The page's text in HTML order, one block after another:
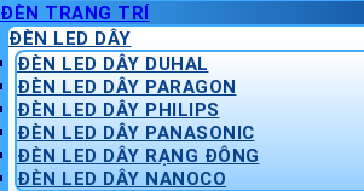
ĐÈN TRANG TRÍ
ĐÈN LED DÂY
ĐÈN LED DÂY DUHAL
ĐÈN LED DÂY PARAGON
ĐÈN LED DÂY PHILIPS
ĐÈN LED DÂY PANASONIC
ĐÈN LED DÂY RẠNG ĐÔNG
ĐÈN LED DÂY NANOCO